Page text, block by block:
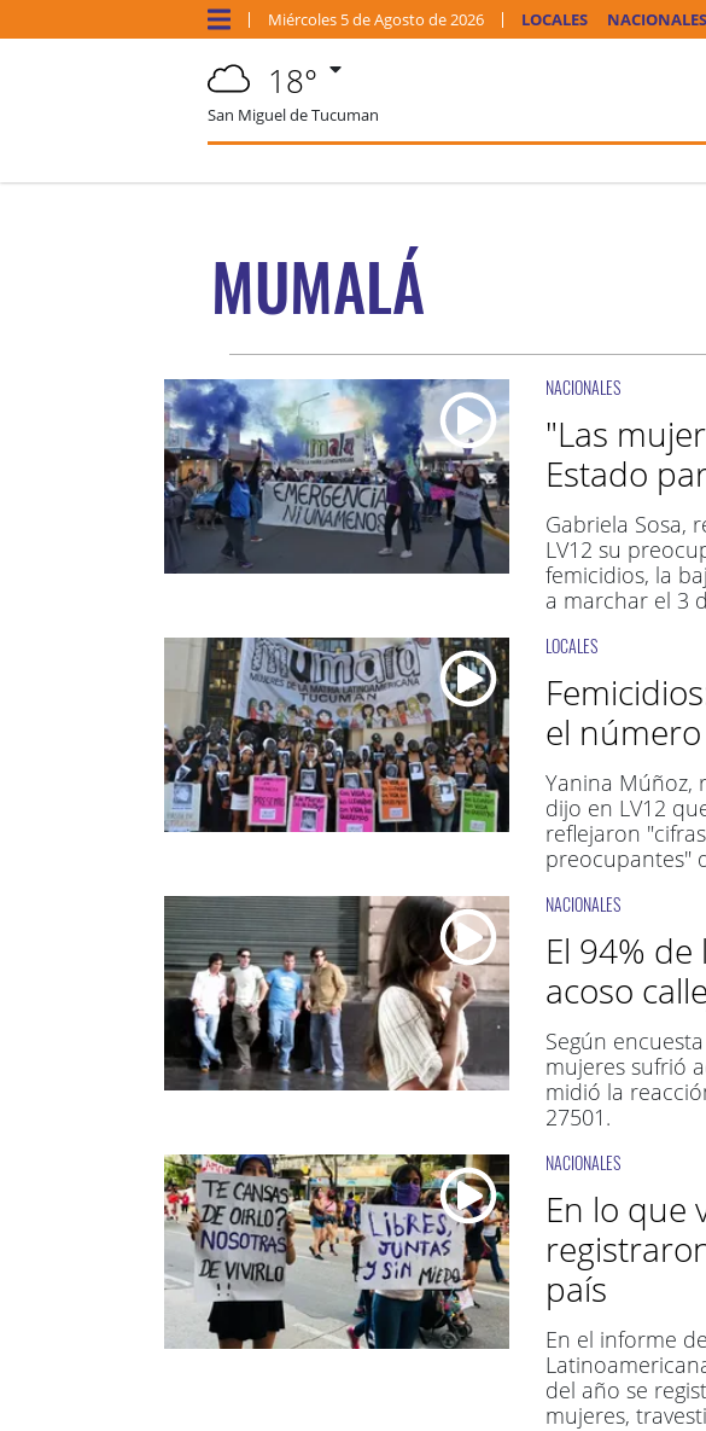
Miércoles 5 deAgosto de 2026 LOCALES NACIONALES
18°
San Miguel de Tucuman
MUMALÁ
NACIONALES
"Las
Estado
Gabriela Sosa,
LV12 su
femicidios, la
a marchar el 3
LOCALES
el
Yanina Múñoz,
dijo en LV12
reflejaron
preocupantes"
NACIONALES
El 94%
acoso
Según
mujeres sufrió
midió la
27501.
NACIONALES
En lo que
país
En el informe
del año se
mujeres,